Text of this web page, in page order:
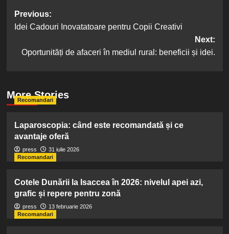
Post
navigation
Previous:
Idei Cadouri Inovatatoare pentru Copii Creativi
Next:
Oportunități de afaceri în mediul rural: beneficii și idei.
More Stories
Recomandari
Laparoscopia: când este recomandată și ce
avantaje oferă
press
31 iulie 2026
Recomandari
Cotele Dunării la Isaccea în 2026: nivelul apei azi,
grafic și repere pentru zonă
press
13 februarie 2026
Recomandari